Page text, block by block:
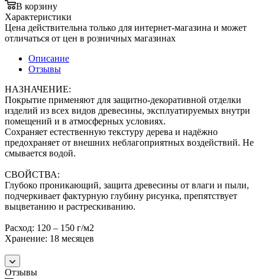
В корзину
Характеристики
Цена действительна только для интернет-магазина и может
отличаться от цен в розничных магазинах
Описание
Отзывы
НАЗНАЧЕНИЕ:
Покрытие применяют для защитно-декоративной отделки
изделий из всех видов древесины, эксплуатируемых внутри
помещений и в атмосферных условиях.
Сохраняет естественную текстуру дерева и надёжно
предохраняет от внешних неблагоприятных воздействий. Не
смывается водой.
СВОЙСТВА:
Глубоко проникающий, защита древесины от влаги и пыли,
подчеркивает фактурную глубину рисунка, препятствует
выцветанию и растрескиванию.
Расход: 120 – 150 г/м2
Хранение: 18 месяцев
Отзывы